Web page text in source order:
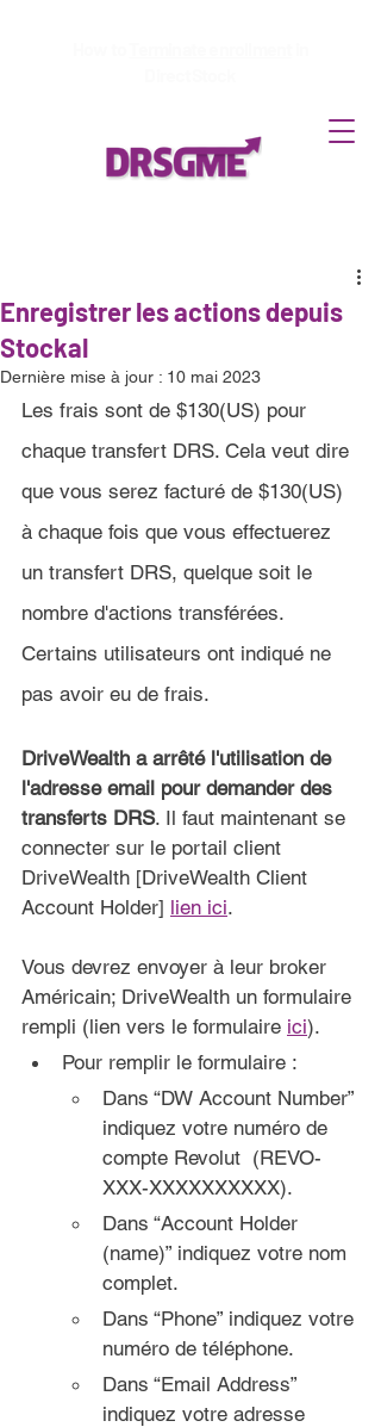
Enregistrer les actions depuis
Stockal
Dernière mise à jour : 10 mai 2023
Les frais sont de $130(US) pour
chaque transfert DRS. Cela veut dire
que vous serez facturé de $130(US)
à chaque fois que vous effectuerez
un transfert DRS, quelque soit le
nombre d'actions transférées.
Certains utilisateurs ont indiqué ne
pas avoir eu de frais.
DriveWealth a arrêté l'utilisation de
l'adresse email pour demander des
transferts DRS. Il faut maintenant se
connecter sur le portail client
DriveWealth [DriveWealth Client
Account Holder] lien ici.
Vous devrez envoyer à leur broker
Américain; DriveWealth un formulaire
rempli (lien vers le formulaire ici).
Pour remplir le formulaire :
Dans “DW Account Number”
indiquez votre numéro de
compte Revolut  (REVO-
XXX-XXXXXXXXXX).
Dans “Account Holder
(name)” indiquez votre nom
complet.
Dans “Phone” indiquez votre
numéro de téléphone.
Dans “Email Address”
indiquez votre adresse